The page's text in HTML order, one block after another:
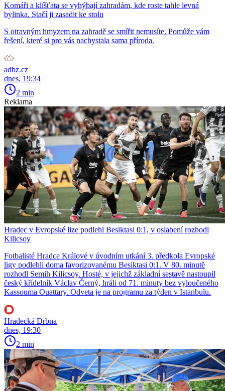
Komáři a klíšťata se vyhýbají zahradám, kde roste tahle levná
bylinka. Stačí ji zasadit ke stolu
S otravným hmyzem na zahradě se smířit nemusíte. Pomůže vám
řešení, které si pro vás nachystala sama příroda.
adbz.cz
dnes, 19:34
2 min
Reklama
Hradec v Evropské lize podlehl Besiktasi 0:1, v oslabení rozhodl
Kilicsoy
Fotbalisté Hradce Králové v úvodním utkání 3. předkola Evropské
ligy podlehli doma favorizovanému Besiktasi 0:1. V 80. minutě
rozhodl Semih Kilicsoy. Hosté, v jejichž základní sestavě nastoupil
český křídelník Václav Černý, hráli od 71. minuty bez vyloučeného
Kassouma Ouattary. Odveta je na programu za týden v Istanbulu.
Hradecká Drbna
dnes, 19:30
2 min